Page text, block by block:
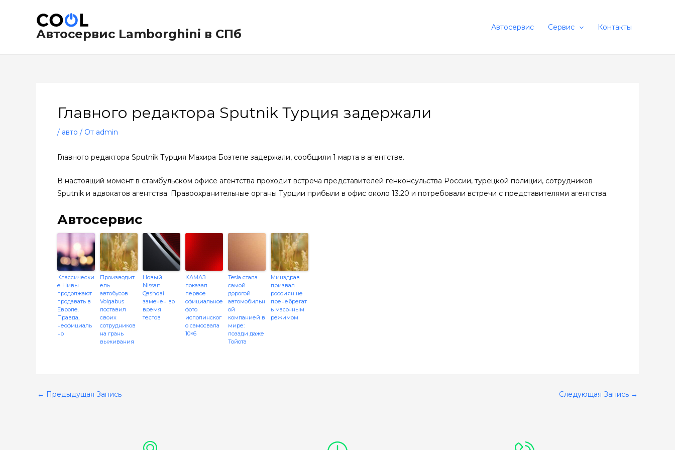
содержимомуАвтосервис Lamborghini в СПб Автосервис Сервис Контакты
Главного редактора Sputnik Турция задержали
/ авто / От admin
Главного редактора Sputnik Турция Махира Бозтепе задержали, сообщили 1 марта в агентстве.
В настоящий момент в стамбульском офисе агентства проходит встреча представителей генконсульства России, турецкой полиции, сотрудников
Sputnik и адвокатов агентства. Правоохранительные органы Турции прибыли в офис около 13.20 и потребовали встречи с представителями агентства.
Автосервис
Классически
е Нивы
продолжают
продавать в
Европе.
Правда,
неофициаль
но
Производит
ель
автобусов
Volgabus
поставил
своих
сотрудников
на грань
выживания
Новый
Nissan
Qashqai
замечен во
время
тестов
КАМАЗ
показал
первое
официальное
фото
исполинског
о самосвала
10×6
Tesla стала
самой
дорогой
автомобильн
ой
компанией в
мире:
позади даже
Тойота
Минздрав
призвал
россиян не
пренебрегат
ь масочным
режимом
по
записям
← Предыдущая Запись Следующая Запись →